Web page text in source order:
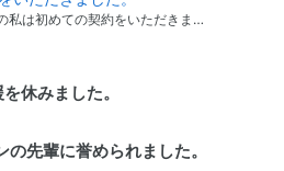
私は初めての契約をいただきま…
休みました。
先輩に誉められました。